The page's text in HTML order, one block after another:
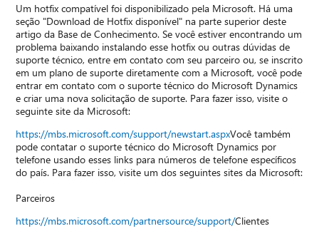
Um hotfix compatível foi disponibilizado pela Microsoft. Há uma
seção "Download de Hotfix disponível" na parte superior deste
artigo da Base de Conhecimento. Se você estiver encontrando um
problema baixando instalando esse hotfix ou outras dúvidas de
suporte técnico, entre em contato com seu parceiro ou, se inscrito
em um plano de suporte diretamente com a Microsoft, você pode
entrar em contato com o suporte técnico do Microsoft Dynamics
e criar uma nova solicitação de suporte. Para fazer isso, visite o
seguinte site da Microsoft:
https://mbs.microsoft.com/support/newstart.aspxVocê também
pode contatar o suporte técnico do Microsoft Dynamics por
telefone usando esses links para números de telefone específicos
do país. Para fazer isso, visite um dos seguintes sites da Microsoft:
Parceiros
https://mbs.microsoft.com/partnersource/support/Clientes